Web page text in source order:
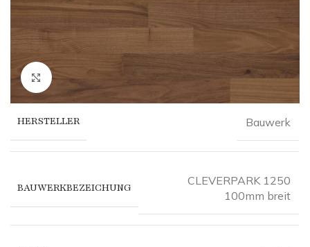
Click to enlarge
HERSTELLER Bauwerk
BAUWERKBEZEICHUNG
CLEVERPARK 1250
100mm breit